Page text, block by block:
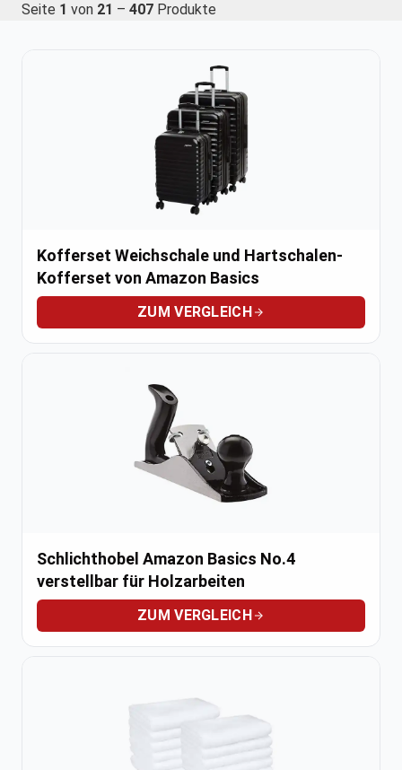
Seite 1 von 21 – 407 Produkte
Kofferset Weichschale und Hartschalen-
Kofferset von Amazon Basics
ZUM VERGLEICH
Schlichthobel Amazon Basics No.4
verstellbar für Holzarbeiten
ZUM VERGLEICH